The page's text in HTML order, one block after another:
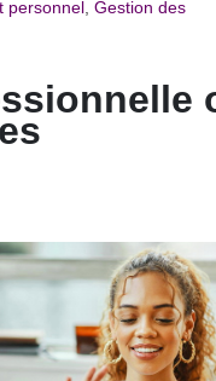
personnel ,Gestion des